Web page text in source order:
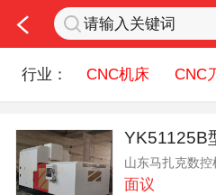
行业： CNC机床 CNC
润滑油
机器人
机床刀具服务
山东马扎克数控
面议